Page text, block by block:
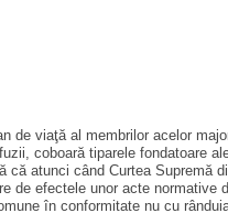
viaţă al membrilor acelor
coboară tiparele fondatoare
atunci când Curtea
efectele unor acte normative
în conformitate nu cu